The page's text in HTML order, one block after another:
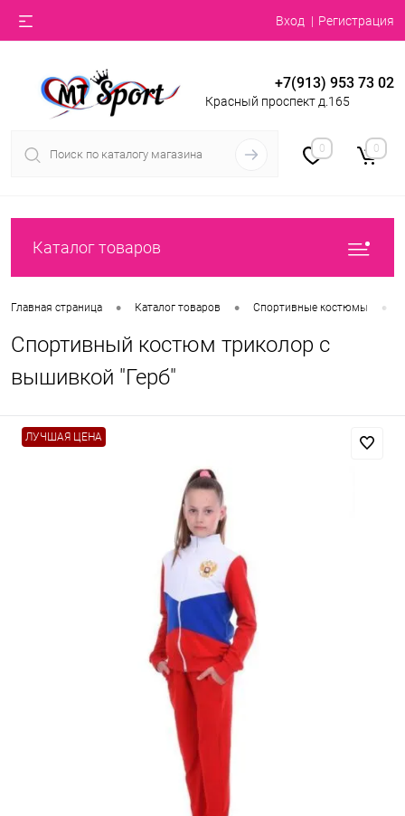
Вход Регистрация
+7(913) 953 73 02
Красный проспект д.165
0 0
Каталог товаров
Главная страница • Каталог товаров • Спортивные костюмы •
Спортивный костюм триколор с
вышивкой "Герб"
ЛУЧШАЯ ЦЕНА